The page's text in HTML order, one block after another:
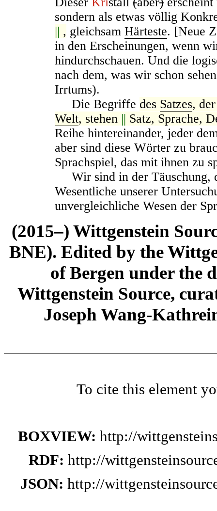
sondern als etwas völlig
|| , gleichsam Härteste. [Neue
in den Erscheinungen, wenn
hindurchschauen. Und die
nach dem, was wir schon
Irrtums).
Die Begriffe des Satzes,
Welt, stehen || Satz, Sprache,
Reihe hintereinander, jeder
aber sind diese Wörter zu
Sprachspiel, das mit ihnen zu
Wir sind in der Täuschung,
Wesentliche unserer
unvergleichliche Wesen der
(2015–) Wittgenstein
BNE). Edited by the
of Bergen under the
Wittgenstein Source,
Joseph Wang-
To cite this element
BOXVIEW: http://
RDF: http://
JSON: http://